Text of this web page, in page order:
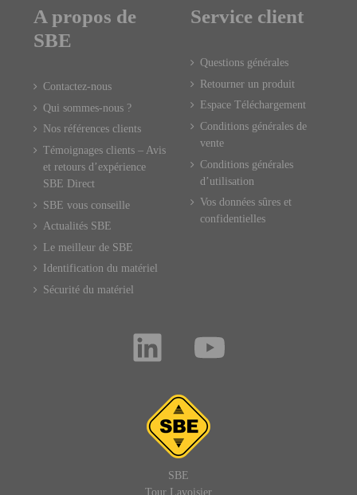
A propos de
SBE
Contactez-nous
Qui sommes-nous ?
Nos références clients
Témoignages clients – Avis
et retours d’expérience
SBE Direct
SBE vous conseille
Actualités SBE
Le meilleur de SBE
Identification du matériel
Sécurité du matériel
Service client
Questions générales
Retourner un produit
Espace Téléchargement
Conditions générales de
vente
Conditions générales
d’utilisation
Vos données sûres et
confidentielles
SBE
Tour Lavoisier